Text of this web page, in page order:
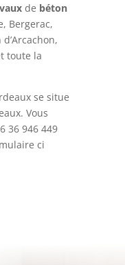
de béton
Bergerac,
toute la
se situe
Vous
36 946 449
ci